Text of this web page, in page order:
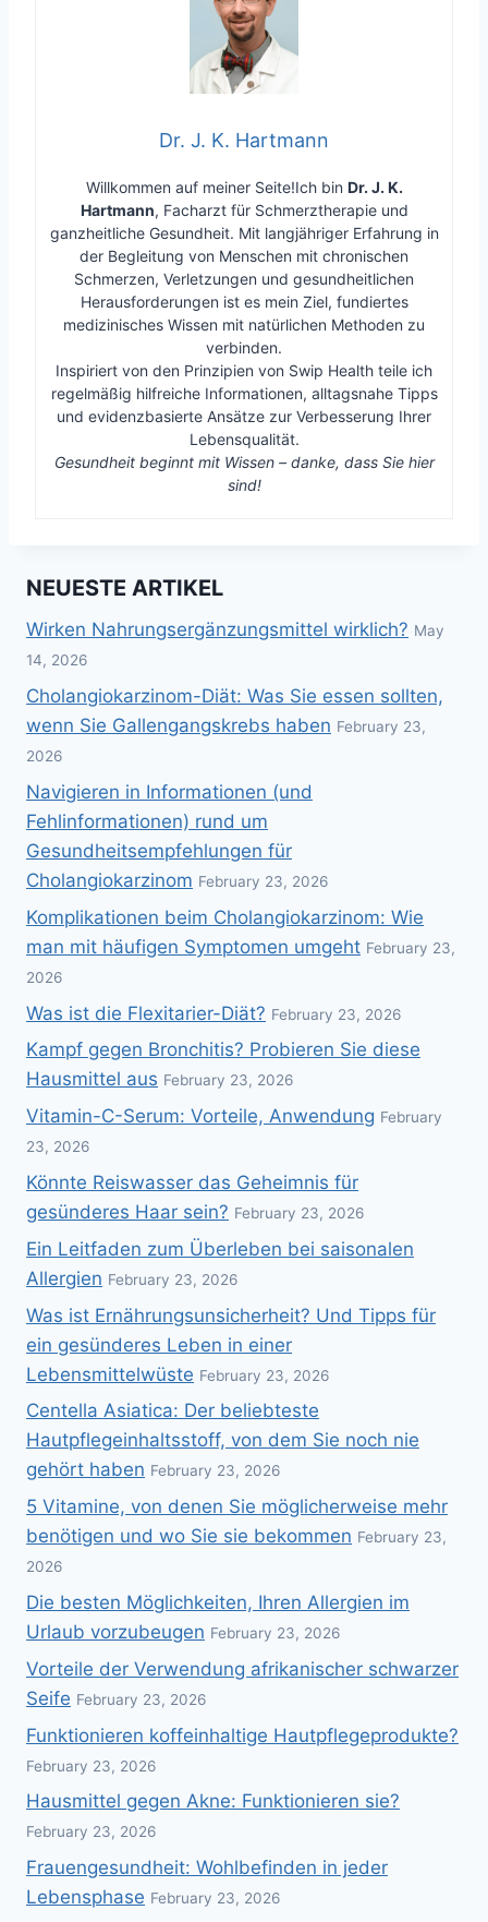
Dr. J. K. Hartmann
Willkommen auf meiner Seite!Ich bin Dr. J. K.
Hartmann, Facharzt für Schmerztherapie und
ganzheitliche Gesundheit. Mit langjähriger Erfahrung in
der Begleitung von Menschen mit chronischen
Schmerzen, Verletzungen und gesundheitlichen
Herausforderungen ist es mein Ziel, fundiertes
medizinisches Wissen mit natürlichen Methoden zu
verbinden.
Inspiriert von den Prinzipien von Swip Health teile ich
regelmäßig hilfreiche Informationen, alltagsnahe Tipps
und evidenzbasierte Ansätze zur Verbesserung Ihrer
Lebensqualität.
Gesundheit beginnt mit Wissen – danke, dass Sie hier
sind!
NEUESTE ARTIKEL
Wirken Nahrungsergänzungsmittel wirklich? May
14, 2026
Cholangiokarzinom-Diät: Was Sie essen sollten,
wenn Sie Gallengangskrebs haben February 23,
2026
Navigieren in Informationen (und
Fehlinformationen) rund um
Gesundheitsempfehlungen für
Cholangiokarzinom February 23, 2026
Komplikationen beim Cholangiokarzinom: Wie
man mit häufigen Symptomen umgeht February 23,
2026
Was ist die Flexitarier-Diät? February 23, 2026
Kampf gegen Bronchitis? Probieren Sie diese
Hausmittel aus February 23, 2026
Vitamin-C-Serum: Vorteile, Anwendung February
23, 2026
Könnte Reiswasser das Geheimnis für
gesünderes Haar sein? February 23, 2026
Ein Leitfaden zum Überleben bei saisonalen
Allergien February 23, 2026
Was ist Ernährungsunsicherheit? Und Tipps für
ein gesünderes Leben in einer
Lebensmittelwüste February 23, 2026
Centella Asiatica: Der beliebteste
Hautpflegeinhaltsstoff, von dem Sie noch nie
gehört haben February 23, 2026
5 Vitamine, von denen Sie möglicherweise mehr
benötigen und wo Sie sie bekommen February 23,
2026
Die besten Möglichkeiten, Ihren Allergien im
Urlaub vorzubeugen February 23, 2026
Vorteile der Verwendung afrikanischer schwarzer
Seife February 23, 2026
Funktionieren koffeinhaltige Hautpflegeprodukte?
February 23, 2026
Hausmittel gegen Akne: Funktionieren sie?
February 23, 2026
Frauengesundheit: Wohlbefinden in jeder
Lebensphase February 23, 2026